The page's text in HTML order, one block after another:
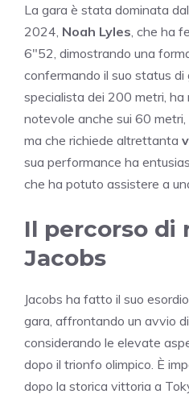
La gara è stata dominata
2024, Noah Lyles , che ha
6″52, dimostrando una
confermando il suo status di
specialista dei 200 metri, ha
notevole anche sui 60
ma che richiede altrettanta
sua performance ha
che ha potuto assistere a
Il percorso di
Jacobs
Jacobs ha fatto il suo
gara, affrontando un avvio
considerando le elevate
dopo il trionfo olimpico. È
dopo la storica vittoria a